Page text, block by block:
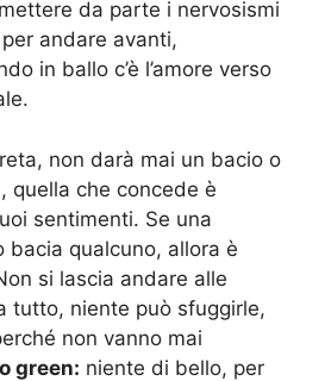
mettere da parte i nervosismi
andare avanti,
in ballo c’è l’amore verso
non darà mai un bacio o
quella che concede è
sentimenti. Se una
bacia qualcuno, allora è
si lascia andare alle
tutto, niente può sfuggirle,
non vanno mai
green: niente di bello, per